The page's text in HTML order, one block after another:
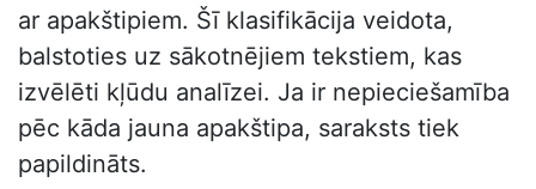
ar apakštipiem. Šī klasifikācija veidota,
balstoties uz sākotnējiem tekstiem, kas
izvēlēti kļūdu analīzei. Ja ir nepieciešamība
pēc kāda jauna apakštipa, saraksts tiek
papildināts.